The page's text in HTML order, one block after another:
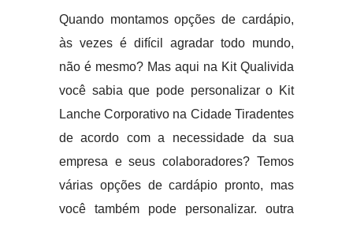
Quando montamos opções de cardápio,
às vezes é difícil agradar todo mundo,
não é mesmo? Mas aqui na Kit Qualivida
você sabia que pode personalizar o Kit
Lanche Corporativo na Cidade Tiradentes
de acordo com a necessidade da sua
empresa e seus colaboradores? Temos
várias opções de cardápio pronto, mas
você também pode personalizar. outra